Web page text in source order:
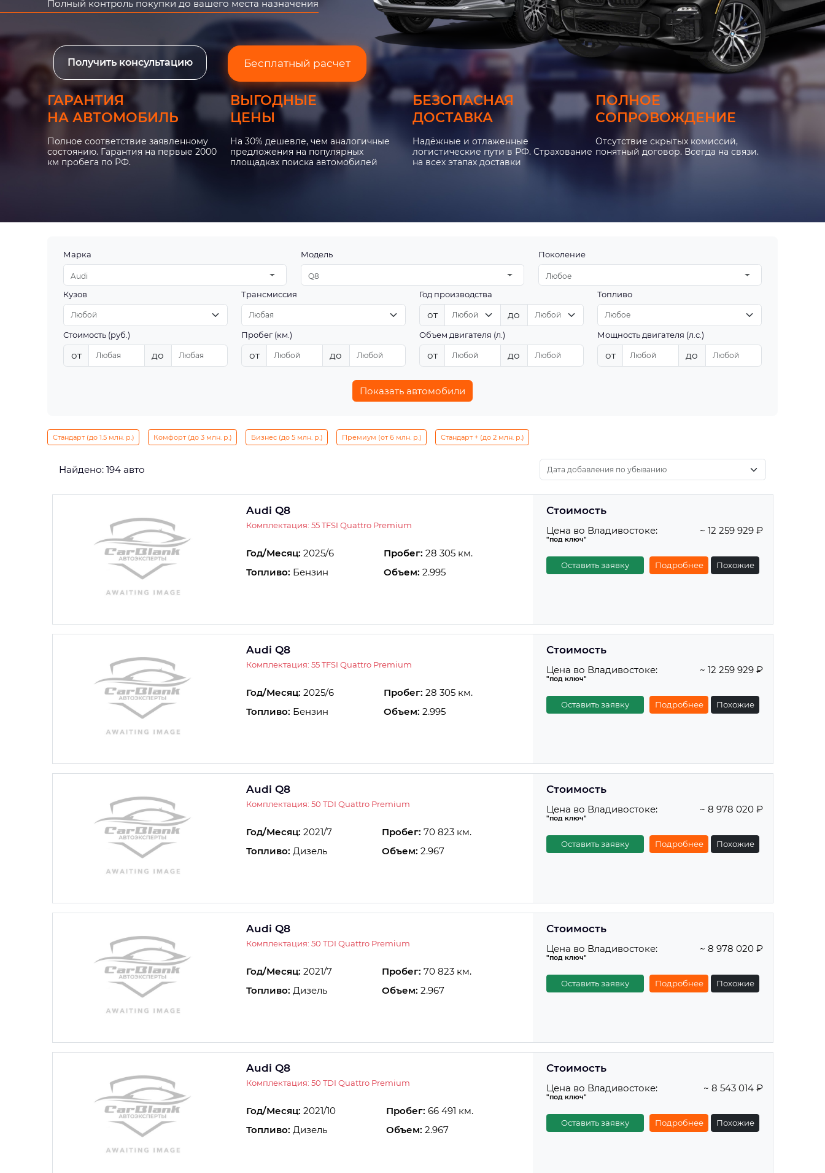
Полный контроль покупки до вашего места назначения
Получить консультацию Бесплатный расчет
ГАРАНТИЯ
НА АВТОМОБИЛЬ
Полное соответствие заявленному
состоянию. Гарантия на первые 2000
км пробега по РФ.
ВЫГОДНЫЕ
ЦЕНЫ
На 30% дешевле, чем аналогичные
предложения на популярных
площадках поиска автомобилей
БЕЗОПАСНАЯ
ДОСТАВКА
Надёжные и отлаженные
логистические пути в РФ. Страхование
на всех этапах доставки
ПОЛНОЕ
СОПРОВОЖДЕНИЕ
Отсутствие скрытых комиссий,
понятный договор. Всегда на связи.
Марка
Audi
Модель
Q8
Поколение
Любое
Кузов Трансмиссия Год производства
от до
Топливо
Стоимость (руб.)
от до
Пробег (км.)
от до
Объем двигателя (л.)
от до
Мощность двигателя (л.с.)
от до
Показать автомобили
Стандарт (до 1.5 млн. р.) Комфорт (до 3 млн. р.) Бизнес (до 5 млн. р.) Премиум (от 6 млн. р.) Стандарт + (до 2 млн. р.)
Найдено: 194 авто
Audi Q8
Комплектация: 55 TFSI Quattro Premium
Год/Месяц: 2025/6 Пробег: 28 305 км.
Топливо: Бензин Объем: 2.995
Стоимость
Цена во Владивостоке:
"под ключ"
~ 12 259 929 ₽
Оставить заявку Подробнее Похожие
Audi Q8
Комплектация: 55 TFSI Quattro Premium
Год/Месяц: 2025/6 Пробег: 28 305 км.
Топливо: Бензин Объем: 2.995
Стоимость
Цена во Владивостоке:
"под ключ"
~ 12 259 929 ₽
Оставить заявку Подробнее Похожие
Audi Q8
Комплектация: 50 TDI Quattro Premium
Год/Месяц: 2021/7 Пробег: 70 823 км.
Топливо: Дизель Объем: 2.967
Стоимость
Цена во Владивостоке:
"под ключ"
~ 8 978 020 ₽
Оставить заявку Подробнее Похожие
Audi Q8
Комплектация: 50 TDI Quattro Premium
Год/Месяц: 2021/7 Пробег: 70 823 км.
Топливо: Дизель Объем: 2.967
Стоимость
Цена во Владивостоке:
"под ключ"
~ 8 978 020 ₽
Оставить заявку Подробнее Похожие
Audi Q8
Комплектация: 50 TDI Quattro Premium
Год/Месяц: 2021/10 Пробег: 66 491 км.
Топливо: Дизель Объем: 2.967
Стоимость
Цена во Владивостоке:
"под ключ"
~ 8 543 014 ₽
Оставить заявку Подробнее Похожие